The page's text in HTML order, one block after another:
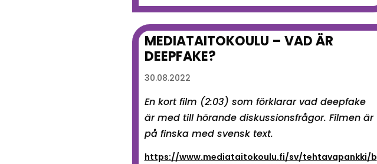
MEDIATAITOKOULU – VAD ÄR
DEEPFAKE?
30.08.2022
En kort film (2:03) som förklarar vad deepfake
är med till hörande diskussionsfrågor. Filmen är
på finska med svensk text.
https://www.mediataitokoulu.fi/sv/tehtavapankki/b